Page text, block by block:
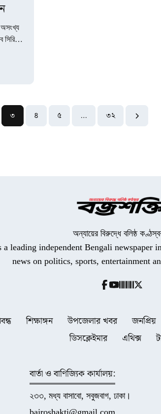
অসংখ্য
সিরিজে
৩ ৪ ৫ … ৩২
অন্যায়ের বিরুদ্ধে বলিষ্ঠ
leading independent Bengali newspaper
news on politics, sports, entertainment
শিক্ষাঙ্গন উপজেলার খবর জনপ্রিয়
ডিসক্লেইমার
এথিক্স
বার্তা ও বাণিজ্যিক কার্যালয়:
২৩৩, মধ্য বাসাবো, সবুজবাগ, ঢাকা।
bajroshakti@gmail.com